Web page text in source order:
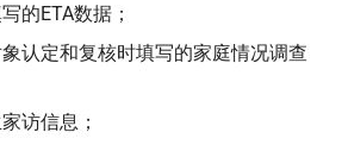
的ETA数据；
认定和复核时填写的家庭情况调查
访信息；